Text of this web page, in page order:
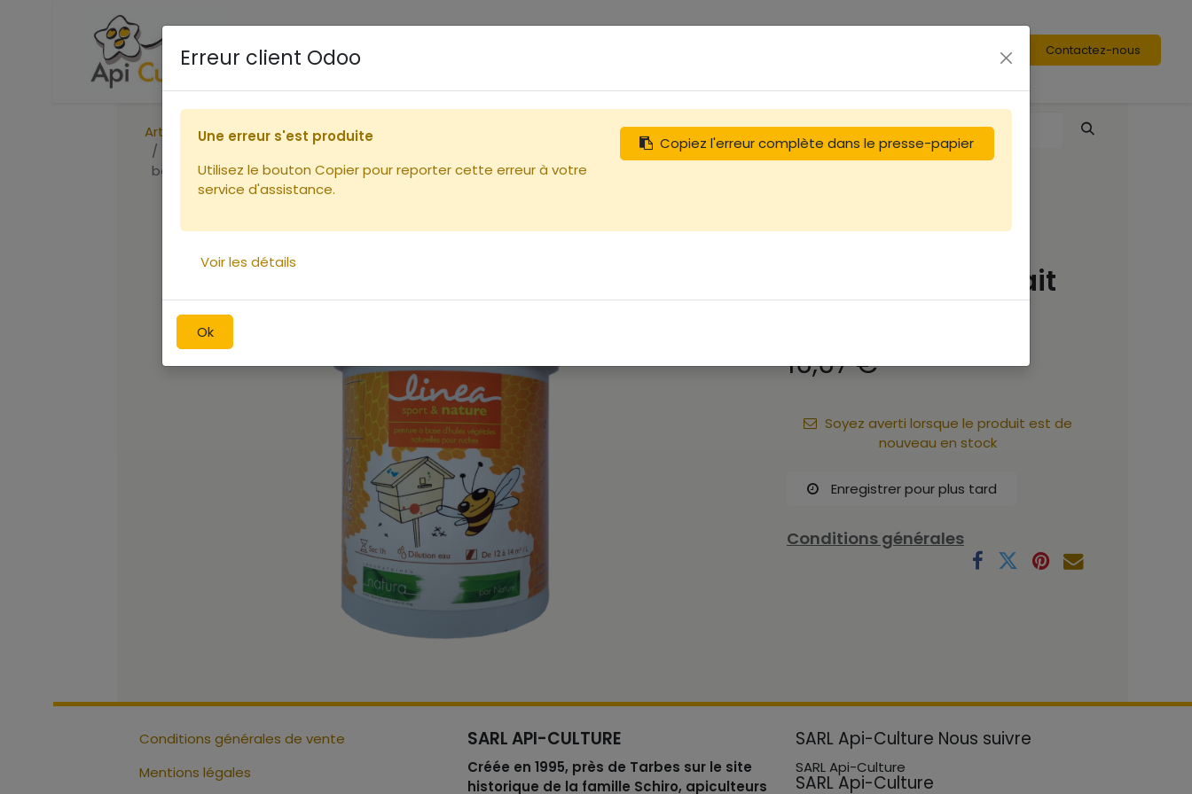
Accueil Boutique Contactez-nous
Articles
Peintures
boutique)
MAGENTA 1L (retrait
boutique)
16,67€
Soyez averti lorsque le produit est de
nouveau en stock
Enregistrer pour plus tard
Conditions générales
Conditions générales de vente
Mentions légales
SARL API-CULTURE
Créée en 1995, près de Tarbes sur le site
historique de la famille Schiro, apiculteurs
SARL Api-Culture Nous suivre
SARL Api-Culture
SARL Api-Culture
Erreur client Odoo
Ok
Copiez l'erreur complète dans le presse-papier
Une erreur s'est produite
Utilisez le bouton Copier pour reporter cette erreur à votre
service d'assistance.
Voir les détails